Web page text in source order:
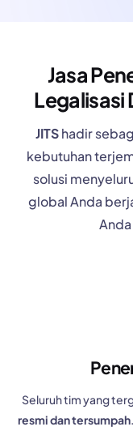
Jasa
Legalisasi
JITShadir
kebutuhan
solusi
global Anda
Seluruh tim yang
resmi dan tersumpah